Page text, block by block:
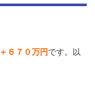
＋６７０万円 です。以